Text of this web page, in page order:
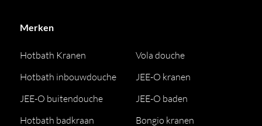
Merken
Hotbath Kranen
Hotbath inbouwdouche
JEE-O buitendouche
Hotbath badkraan
Vola douche
JEE-O kranen
JEE-O baden
Bongio kranen